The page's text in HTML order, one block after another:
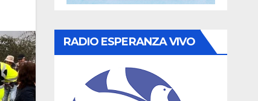
RADIO ESPERANZA VIVO